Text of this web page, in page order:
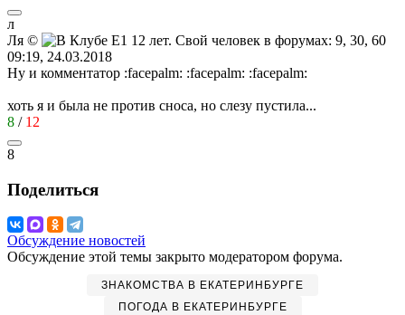
л
Ля ©
09:19, 24.03.2018
Ну и комментатор :facepalm: :facepalm: :facepalm:
хоть я и была не против сноса, но слезу пустила...
8 / 12
8
Поделиться
Обсуждение новостей
Обсуждение этой темы закрыто модератором форума.
ЗНАКОМСТВА В ЕКАТЕРИНБУРГЕ
ПОГОДА В ЕКАТЕРИНБУРГЕ